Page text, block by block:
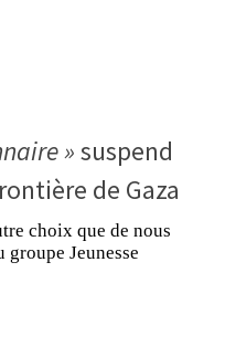
» suspend
de Gaza
choix que de nous
Jeunesse